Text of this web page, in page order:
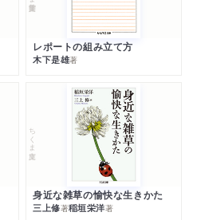
レポートの組み立て方
木下是雄著
ちくま文庫
身近な雑草の愉快な生きかた
三上修著稲垣栄洋著